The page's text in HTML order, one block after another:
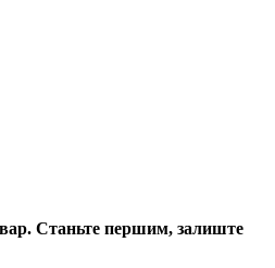
Станьте першим, залиште